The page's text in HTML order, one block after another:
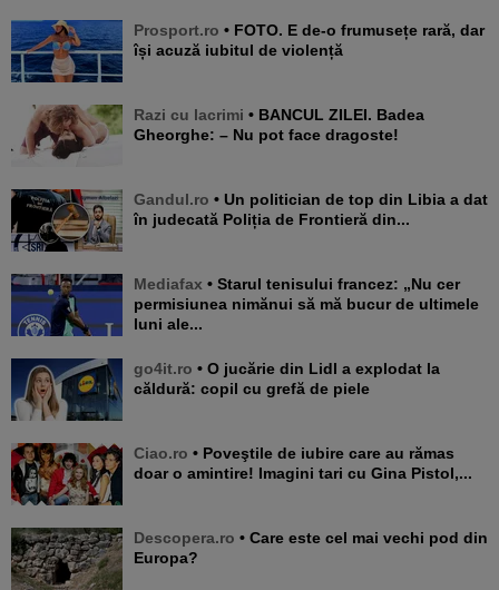
Prosport.ro • FOTO. E de-o frumusețe rară, dar
își acuză iubitul de violență
Razi cu lacrimi • BANCUL ZILEI. Badea
Gheorghe: – Nu pot face dragoste!
Gandul.ro • Un politician de top din Libia a dat
în judecată Poliția de Frontieră din...
Mediafax • Starul tenisului francez: „Nu cer
permisiunea nimănui să mă bucur de ultimele
luni ale...
go4it.ro • O jucărie din Lidl a explodat la
căldură: copil cu grefă de piele
Ciao.ro • Poveştile de iubire care au rămas
doar o amintire! Imagini tari cu Gina Pistol,...
Descopera.ro • Care este cel mai vechi pod din
Europa?